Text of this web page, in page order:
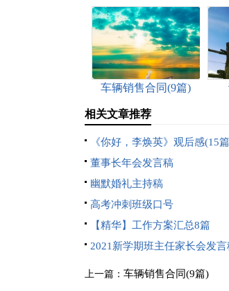
车辆销售合同(9篇)
相关文章推荐
《你好，李焕英》观后感(15
董事长年会发言稿
幽默婚礼主持稿
高考冲刺班级口号
【精华】工作方案汇总8篇
2021新学期班主任家长会发言
上一篇： 车辆销售合同(9篇)